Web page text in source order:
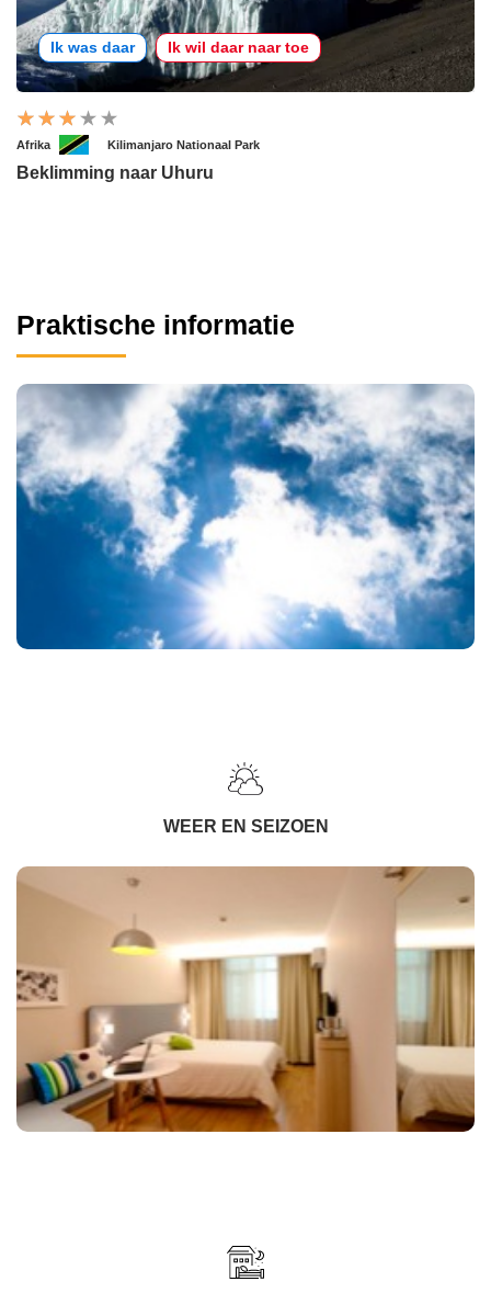
Ik was daar Ik wil daar naar toe
Afrika Kilimanjaro Nationaal Park
Beklimming naar Uhuru
Praktische informatie
WEER EN SEIZOEN